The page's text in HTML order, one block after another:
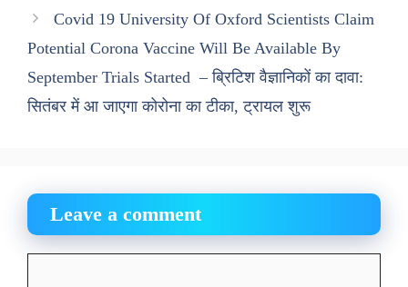
Covid 19 University Of Oxford Scientists Claim
Potential Corona Vaccine Will Be Available By
September Trials Started – ब्रिटिश वैज्ञानिकों का दावा:
सितंबर में आ जाएगा कोरोना का टीका, ट्रायल शुरू
Leave a comment